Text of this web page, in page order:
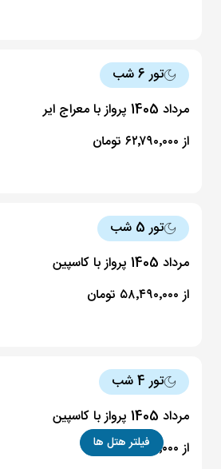
فیلتر هتل ها
تور 6 شب
مرداد 1405 پرواز با معراج ایر
از ۶۲٬۷۹۰٬۰۰۰ تومان
تور 5 شب
مرداد 1405 پرواز با کاسپین
از ۵۸٬۴۹۰٬۰۰۰ تومان
تور 4 شب
مرداد 1405 پرواز با کاسپین
از ۵۴٬۱۹۰٬۰۰۰ تومان